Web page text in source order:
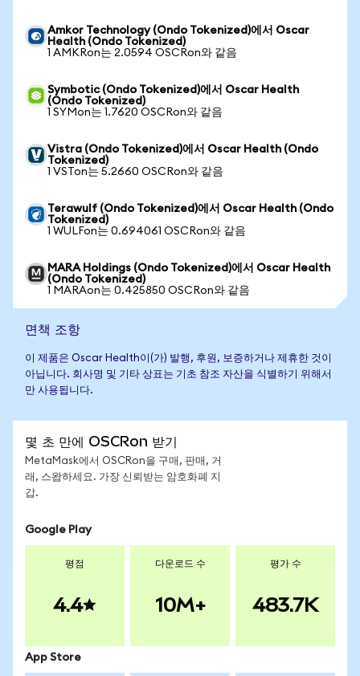
Amkor Technology (Ondo Tokenized)에서 Oscar
Health (Ondo Tokenized)
1 AMKRon는 2.0594 OSCRon와 같음
Symbotic (Ondo Tokenized)에서 Oscar Health
(Ondo Tokenized)
1 SYMon는 1.7620 OSCRon와 같음
Vistra (Ondo Tokenized)에서 Oscar Health (Ondo
Tokenized)
1 VSTon는 5.2660 OSCRon와 같음
Terawulf (Ondo Tokenized)에서 Oscar Health (Ondo
Tokenized)
1 WULFon는 0.694061 OSCRon와 같음
MARA Holdings (Ondo Tokenized)에서 Oscar Health
(Ondo Tokenized)
1 MARAon는 0.425850 OSCRon와 같음
면책 조항
이 제품은 Oscar Health이(가) 발행, 후원, 보증하거나 제휴한 것이
아닙니다. 회사명 및 기타 상표는 기초 참조 자산을 식별하기 위해서
만 사용됩니다.
몇 초 만에 OSCRon 받기
MetaMask에서 OSCRon을 구매, 판매, 거
래, 스왑하세요. 가장 신뢰받는 암호화폐 지
갑.
Google Play
평점
4.4
다운로드 수
10M+
평가 수
483.7K
App Store